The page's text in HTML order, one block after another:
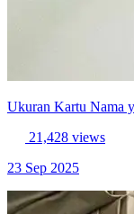
Ukuran Kartu Nama
21,428 views
23 Sep 2025